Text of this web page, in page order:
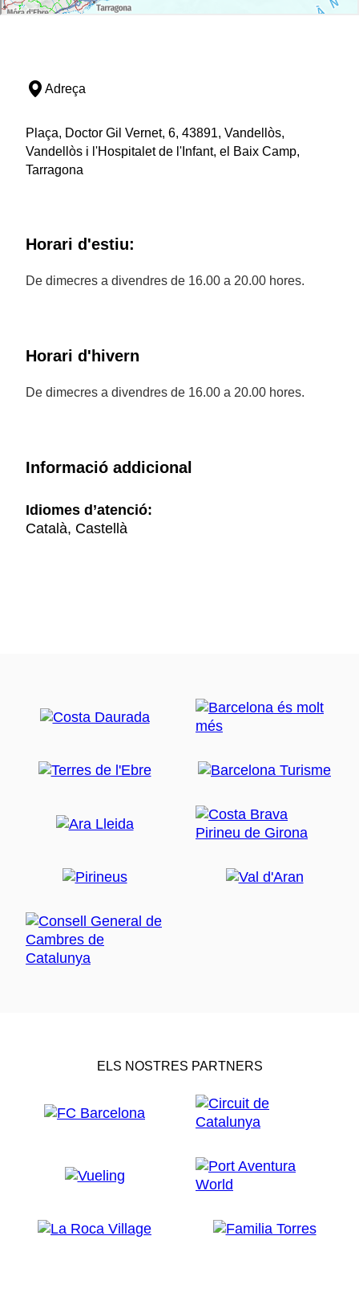
Adreça
Plaça, Doctor Gil Vernet, 6, 43891, Vandellòs,
Vandellòs i l'Hospitalet de l'Infant, el Baix Camp,
Tarragona
Horari d'estiu:
De dimecres a divendres de 16.00 a 20.00 hores.
Horari d'hivern
De dimecres a divendres de 16.00 a 20.00 hores.
Informació addicional
Idiomes d’atenció:
Català, Castellà
ELS NOSTRES PARTNERS